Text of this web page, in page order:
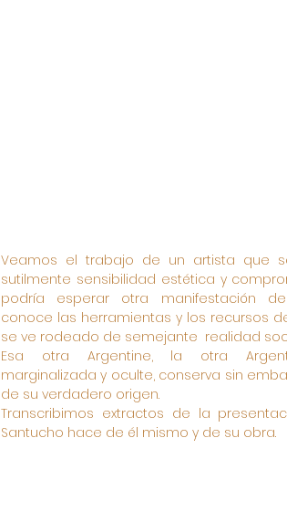
Veamos el trabajo de un artista que
sutilmente sensibilidad estética y
podría esperar otra manifestación
conoce las herramientas y los recursos
se ve rodeado de semejante realidad
Esa otra Argentine, la otra
marginalizada y oculte, conserva sin
de su verdadero origen.
Transcribimos extractos de la
Santucho hace de él mismo y de su obra.